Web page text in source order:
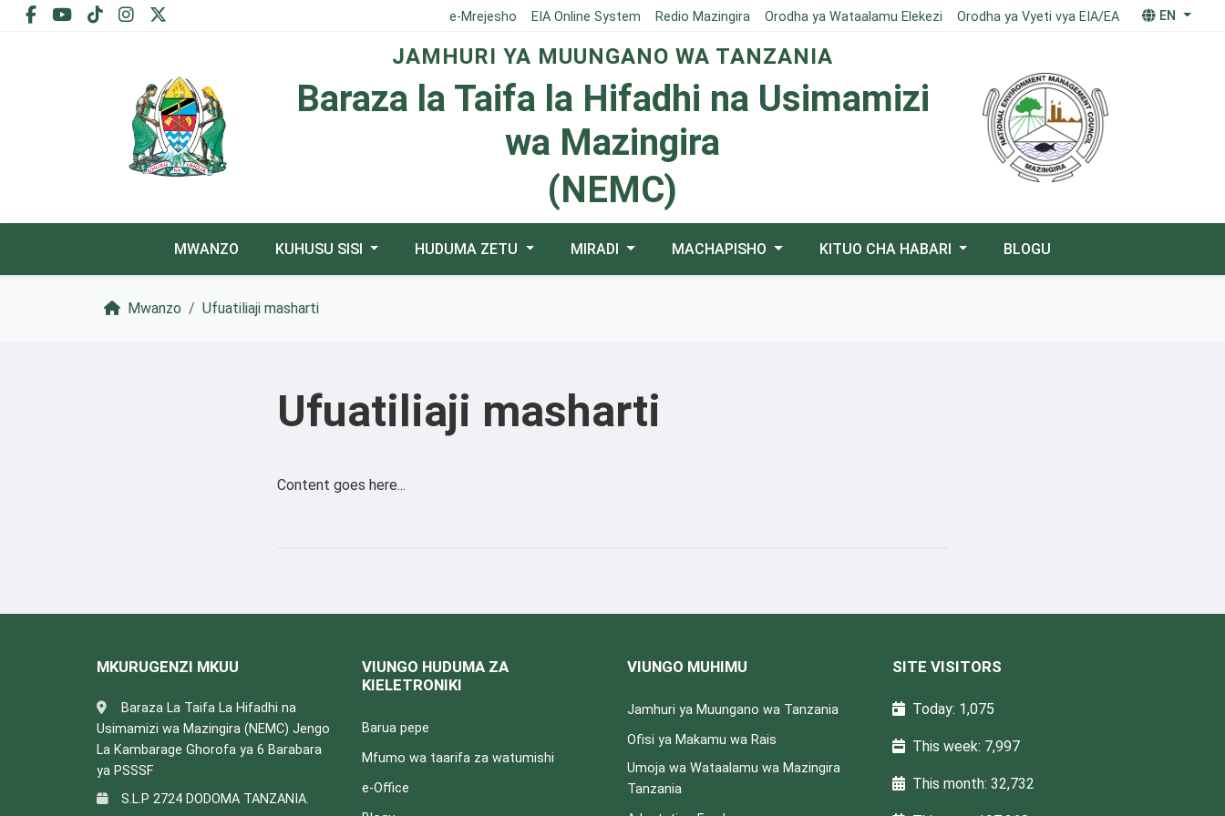
e-Mrejesho EIA Online System Redio Mazingira Orodha ya Wataalamu Elekezi Orodha ya Vyeti vya EIA/EA EN
JAMHURI YA MUUNGANO WA TANZANIA
Baraza la Taifa la Hifadhi na Usimamizi
wa Mazingira
(NEMC)
MWANZO KUHUSU SISI HUDUMA ZETU MIRADI MACHAPISHO KITUO CHA HABARI BLOGU
Mwanzo Ufuatiliaji masharti
Ufuatiliaji masharti
Content goes here...
MKURUGENZI MKUU
Baraza La Taifa La Hifadhi na
Usimamizi wa Mazingira (NEMC) Jengo
La Kambarage Ghorofa ya 6 Barabara
ya PSSSF
S.L.P 2724 DODOMA TANZANIA.
VIUNGO HUDUMA ZA
KIELETRONIKI
Barua pepe
Mfumo wa taarifa za watumishi
e-Office
VIUNGO MUHIMU
Jamhuri ya Muungano wa Tanzania
Ofisi ya Makamu wa Rais
Umoja wa Wataalamu wa Mazingira
Tanzania
SITE VISITORS
Today: 1,075
This week: 7,997
This month: 32,732